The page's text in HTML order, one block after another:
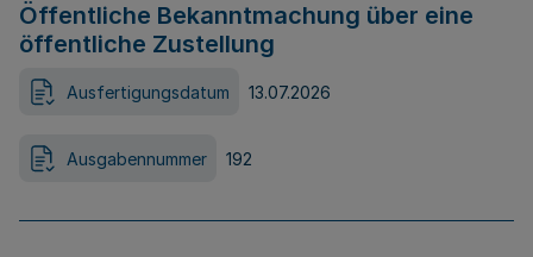
Öffentliche Bekanntmachung über eine
öffentliche Zustellung
Ausfertigungsdatum 13.07.2026
Ausgabennummer 192